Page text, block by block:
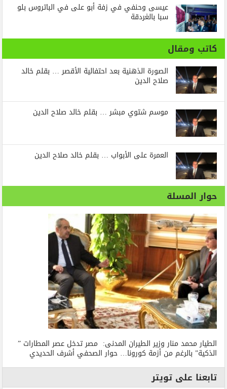
عيسى وحنفي في زفة أبو على في الباتروس بلو
سبا بالغردقة
كاتب ومقال
الصورة الذهنية بعد احتفالية الأقصر … بقلم خالد
صلاح الدين
موسم شتوي مبشر … بقلم خالد صلاح الدين
العمرة على الأبواب … بقلم خالد صلاح الدين
حوار المسلة
الطيار محمد منار وزير الطيران المدنى: مصر تدخل عصر المطارات ”
الذكية” بالرغم من أزمة كورونا… حوار الصحفي أشرف الحديدي
تابعنا على تويتر